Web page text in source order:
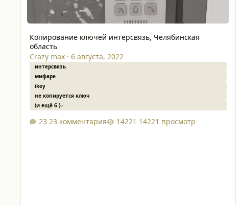
Копирование ключей интерсвязь, Челябинская
область
Crazy max· 6 августа, 2022
интерсвязь
мифаре
ikey
не копируется ключ
(и ещё 6 )
23 комментария 14221 просмотр